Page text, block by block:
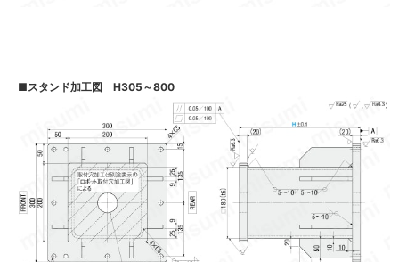
■スタンド加工図 H305～800